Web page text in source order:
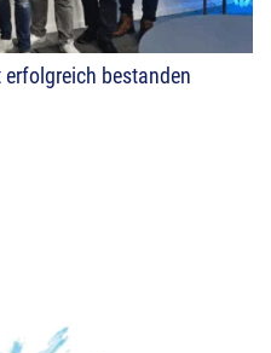
bestanden